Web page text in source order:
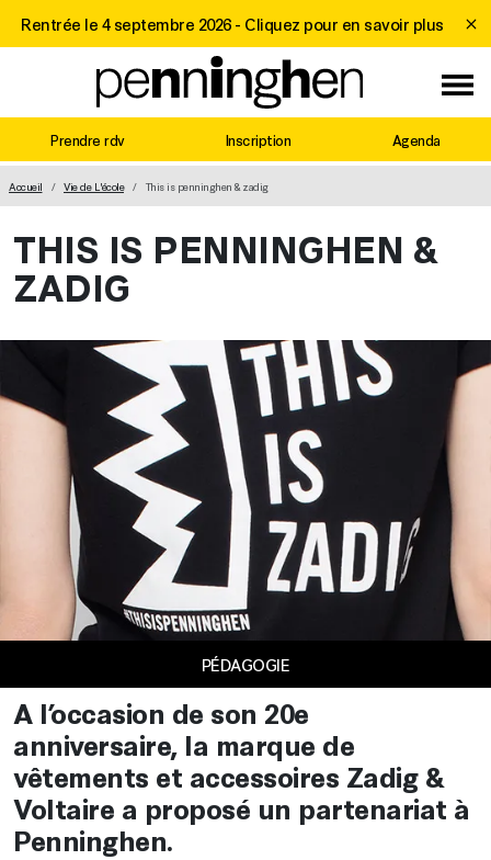
Rentrée le 4 septembre 2026 - Cliquez pour en savoir plus
Prendre rdv Inscription Agenda
MAIN NAVIGATION
Accueil Vie de L'école This is penninghen & zadig
THIS IS PENNINGHEN &
ZADIG
PÉDAGOGIE
A l’occasion de son 20e
anniversaire, la marque de
vêtements et accessoires Zadig &
Voltaire a proposé un partenariat à
Penninghen.